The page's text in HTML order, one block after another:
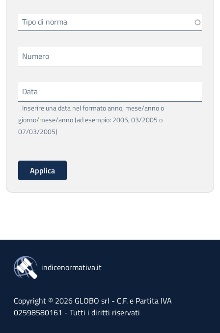
Tipo di norma
Numero
Data
Inserire una data nel formato anno, mese/anno o
giorno/mese/anno (ad esempio: 2005, 03/2005 o
07/03/2005)
indicenormativa.it
Copyright © 2026 GLOBO srl - C.F. e Partita IVA
02598580161 - Tutti i diritti riservati